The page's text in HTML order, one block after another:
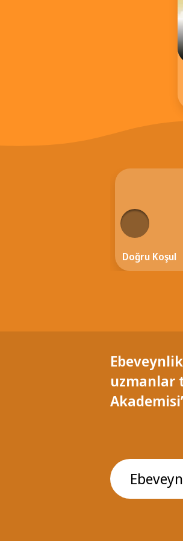
Doğru Koşul
uzmanlar